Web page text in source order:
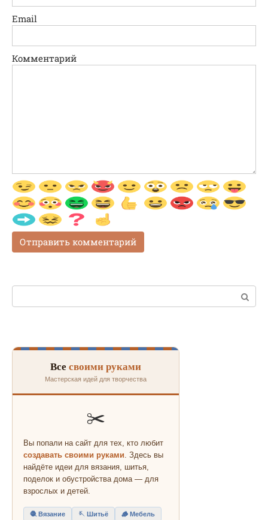
Email
Комментарий
Поиск:
Все своими руками
Мастерская идей для творчества
✂️
Вы попали на сайт для тех, кто любит
создавать своими руками. Здесь вы
найдёте идеи для вязания, шитья,
поделок и обустройства дома — для
взрослых и детей.
🧶 Вязание 🪡 Шитьё 🪵 Мебель